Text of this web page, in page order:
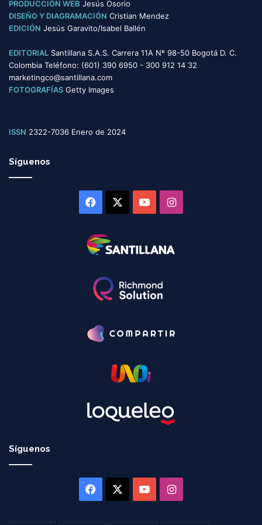
PRODUCCIÓN WEB Jesús Osorio
DISEÑO Y DIAGRAMACIÓN Cristian Mendez
EDICIÓN Jesús Garavito/Isabel Ballén
EDITORIAL Santillana S.A.S. Carrera 11A Nº 98-50 Bogotá D. C.
Colombia Teléfono: (601) 390 6950 - 300 912 14 32
marketingco@santillana.com
FOTOGRAFÍAS Getty Images
ISSN 2322-7036 Enero de 2024
Síguenos
Facebook YouTubeInstagram
Síguenos
Facebook YouTubeInstagram